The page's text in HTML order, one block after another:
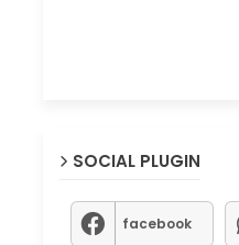
SOCIAL PLUGIN
facebook